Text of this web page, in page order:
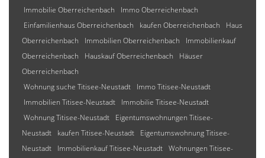
Immobilie Oberreichenbach
Immo Oberreichenbach
Einfamilienhaus Oberreichenbach
kaufen Oberreichenbach
Haus
Oberreichenbach
Immobilien Oberreichenbach
Immobilienkauf
Oberreichenbach
Hauskauf Oberreichenbach
Häuser
Oberreichenbach
Wohnung suche Titisee-Neustadt
Immo Titisee-Neustadt
Immobilien Titisee-Neustadt
Immobilie Titisee-Neustadt
Wohnung Titisee-Neustadt
Eigentumswohnungen Titisee-
Neustadt
kaufen Titisee-Neustadt
Eigentumswohnung Titisee-
Neustadt
Immobilienkauf Titisee-Neustadt Wohnungen Titisee-